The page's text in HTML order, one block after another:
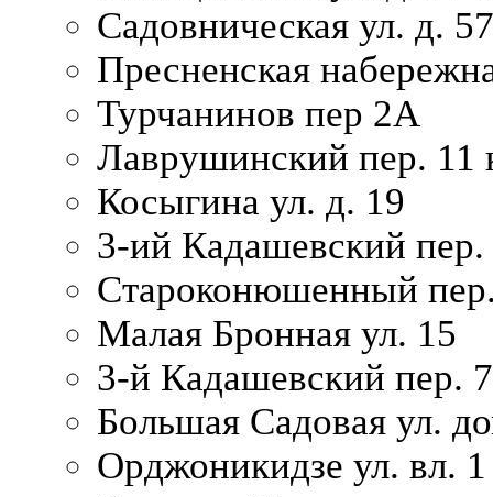
Садовническая ул. д.
Пресненская
Турчанинов пер 2А
Лаврушинский пер. 11
Косыгина ул. д. 19
3-ий Кадашевский пер.
Староконюшенный
Малая Бронная ул. 15
3-й Кадашевский пер.
Большая Садовая ул.
Орджоникидзе ул. вл. 1